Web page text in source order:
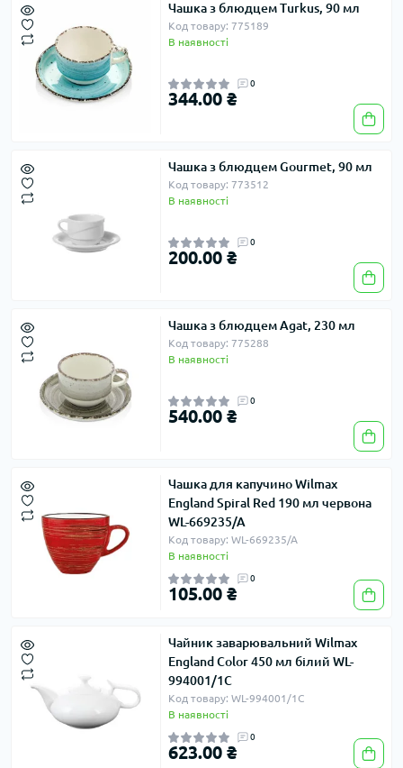
Чашка з блюдцем Turkus, 90 мл
Код товару: 775189
В наявності
0
344.00 ₴
Чашка з блюдцем Gourmet, 90 мл
Код товару: 773512
В наявності
0
200.00 ₴
Чашка з блюдцем Agat, 230 мл
Код товару: 775288
В наявності
0
540.00 ₴
Чашка для капучино Wilmax
England Spiral Red 190 мл червона
WL-669235/A
Код товару: WL-669235/A
В наявності
0
105.00 ₴
Чайник заварювальний Wilmax
England Color 450 мл білий WL-
994001/1C
Код товару: WL-994001/1C
В наявності
0
623.00 ₴